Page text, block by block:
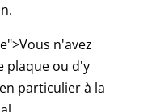
n'avez
plaque ou d'y
particulier à la